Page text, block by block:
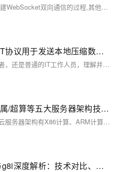
由于工作需要,研究了SpringBoot搭建WebSocket双向通信的过程,其他的教程看了许多,感觉讲得太复杂,很容易弄乱,这里我只展示快速搭建过程。
网络通讯技术：HTTP POST协议用于发送本地压缩数据到服务器的方案。
总的来说，无论你是一名网络开发者，还是普通的IT工作人员，理解并掌握POST方法的运用是非常有价值的。它就像一艘快速，稳定，安全的大船，始终为我们在网络海洋中的冒险提供了可靠的支持。
阿里云X86/ARM/GPU/裸金属/超算等五大服务器架构技术特点、场景适配与选型策略
在我们选购阿里云服务器的时候，云服务器架构有X86计算、ARM计算、GPU/FPGA/ASIC、弹性裸金属服务器、高性能计算可选，有的用户并不清楚他们之间有何区别。本文将深入解析这些架构的特点、优势及适用场景，帮助用户更好地根据实际需求做出选择。
阿里云第八代云服务器c8i与g8i深度解析：技术对比、场景适配与选购指南